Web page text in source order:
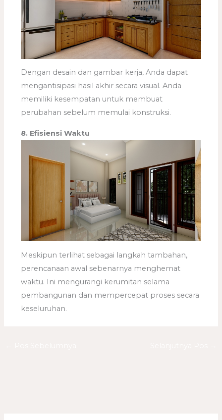
Dengan desain dan gambar kerja, Anda dapat
mengantisipasi hasil akhir secara visual. Anda
memiliki kesempatan untuk membuat
perubahan sebelum memulai konstruksi.
8. Efisiensi Waktu
Meskipun terlihat sebagai langkah tambahan,
perencanaan awal sebenarnya menghemat
waktu. Ini mengurangi kerumitan selama
pembangunan dan mempercepat proses secara
keseluruhan.